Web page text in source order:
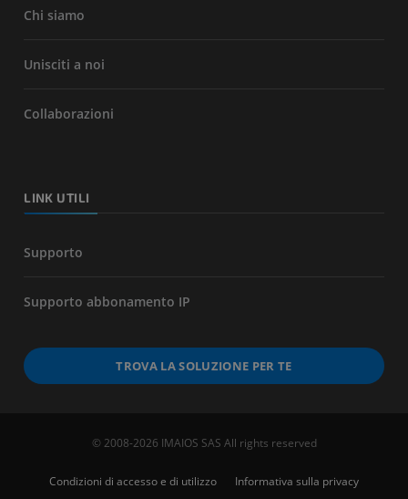
Chi siamo
Unisciti a noi
Collaborazioni
LINK UTILI
Supporto
Supporto abbonamento IP
TROVA LA SOLUZIONE PER TE
© 2008-2026 IMAIOS SAS All rights reserved
Condizioni di accesso e di utilizzo Informativa sulla privacy